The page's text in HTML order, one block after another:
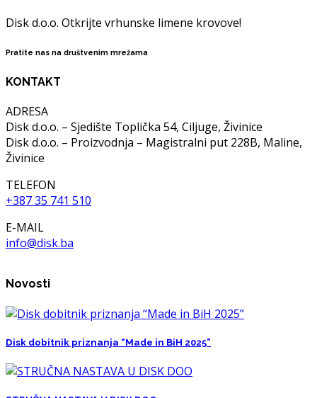
Disk d.o.o. Otkrijte vrhunske limene krovove!
Pratite nas na društvenim mrežama
KONTAKT
ADRESA
Disk d.o.o. – Sjedište Toplička 54, Ciljuge, Živinice
Disk d.o.o. – Proizvodnja – Magistralni put 228B, Maline,
Živinice
TELEFON
+387 35 741 510
E-MAIL
info@disk.ba
Novosti
Disk dobitnik priznanja “Made in BiH 2025”